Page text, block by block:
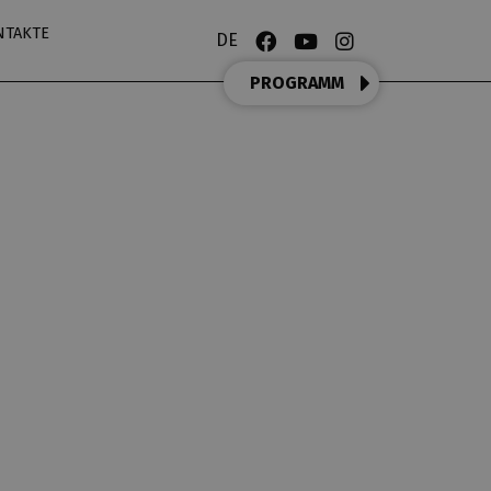
DE
PROGRAMM